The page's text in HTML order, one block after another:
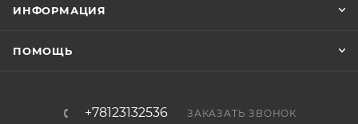
ИНФОРМАЦИЯ
ПОМОЩЬ
+78123132536 ЗАКАЗАТЬ ЗВОНОК